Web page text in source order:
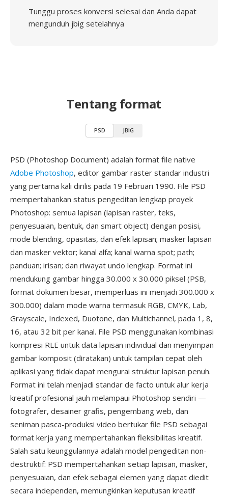
Tunggu proses konversi selesai dan Anda dapat
mengunduh jbig setelahnya
Tentang format
PSD JBIG
PSD (Photoshop Document) adalah format file native
Adobe Photoshop, editor gambar raster standar industri
yang pertama kali dirilis pada 19 Februari 1990. File PSD
mempertahankan status pengeditan lengkap proyek
Photoshop: semua lapisan (lapisan raster, teks,
penyesuaian, bentuk, dan smart object) dengan posisi,
mode blending, opasitas, dan efek lapisan; masker lapisan
dan masker vektor; kanal alfa; kanal warna spot; path;
panduan; irisan; dan riwayat undo lengkap. Format ini
mendukung gambar hingga 30.000 x 30.000 piksel (PSB,
format dokumen besar, memperluas ini menjadi 300.000 x
300.000) dalam mode warna termasuk RGB, CMYK, Lab,
Grayscale, Indexed, Duotone, dan Multichannel, pada 1, 8,
16, atau 32 bit per kanal. File PSD menggunakan kombinasi
kompresi RLE untuk data lapisan individual dan menyimpan
gambar komposit (diratakan) untuk tampilan cepat oleh
aplikasi yang tidak dapat mengurai struktur lapisan penuh.
Format ini telah menjadi standar de facto untuk alur kerja
kreatif profesional jauh melampaui Photoshop sendiri —
fotografer, desainer grafis, pengembang web, dan
seniman pasca-produksi video bertukar file PSD sebagai
format kerja yang mempertahankan fleksibilitas kreatif.
Salah satu keunggulannya adalah model pengeditan non-
destruktif: PSD mempertahankan setiap lapisan, masker,
penyesuaian, dan efek sebagai elemen yang dapat diedit
secara independen, memungkinkan keputusan kreatif